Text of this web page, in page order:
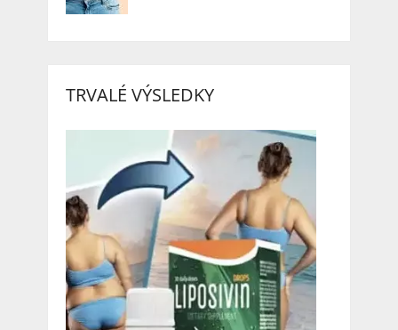
TRVALÉ VÝSLEDKY